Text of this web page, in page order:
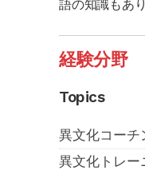
語の知識もあり
経験分野
Topics
異文化コーチ
異文化トレー